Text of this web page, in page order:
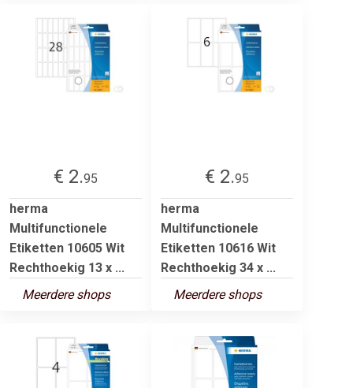
€ 2.95
herma
Multifunctionele
Etiketten 10605 Wit
Rechthoekig 13 x ...
Meerdere shops
€ 2.95
herma
Multifunctionele
Etiketten 10616 Wit
Rechthoekig 34 x ...
Meerdere shops